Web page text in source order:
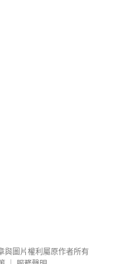
與圖片權利屬原作者所有